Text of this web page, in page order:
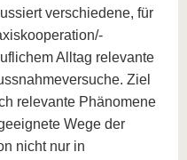
verschiedene, für
Alltag relevante
Ziel
relevante Phänomene
Wege der
nicht nur in